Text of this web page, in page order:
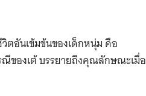
ตอันเข้มข้นของเด็กหนุ่ม คือ
ณีของเต้ บรรยายถึงคุณลักษณะเมื่อ